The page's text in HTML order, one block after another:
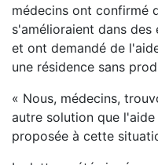
médecins ont confirmé
s'amélioraient dans
et ont demandé de
une résidence sans
« Nous, médecins,
autre solution que
proposée à cette